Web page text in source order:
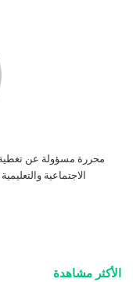
محررة مسؤولة عن تغطية
الاجتماعية
الأكثر مشاهدة